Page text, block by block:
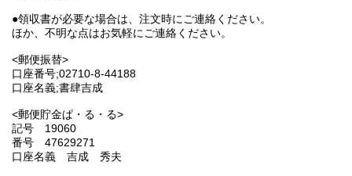
●領収書が必要な場合は、注文時にご連絡ください。
ほか、不明な点はお気軽にご連絡ください。
<郵便振替>
口座番号;02710-8-44188
口座名義;書肆吉成
<郵便貯金ぱ・る・る>
記号 19060
番号 47629271
口座名義 吉成 秀夫